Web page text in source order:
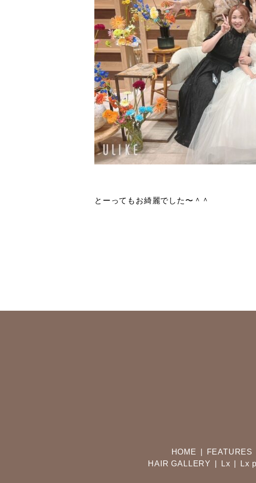
とーってもお綺麗でした〜＾＾
HOME FEATURES
HAIR GALLERY
Lx Lx